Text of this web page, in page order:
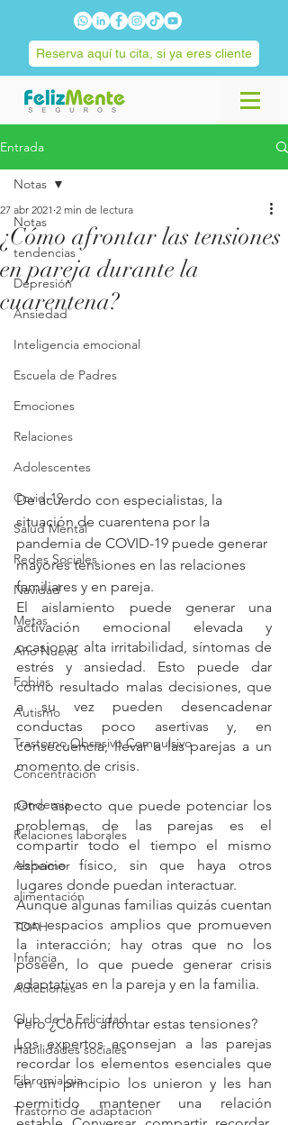
Reserva aquí tu cita, si ya eres cliente
Entrada
Notas
tendencias
Depresión
Ansiedad
Inteligencia emocional
Escuela de Padres
Emociones
Relaciones
Adolescentes
Covid-19
Salud Mental
Redes Sociales
Navidad
Metas
Año Nuevo
Fobias
Autismo
Trastorno Obsesivo Compulsivo
Concentración
pandemia
Relaciones laborales
Alzheimer
alimentación
TDAH
Infancia
Adicciones
Club de la Felicidad
Habilidades sociales
Fibromialgia
Trastorno de adaptación
Notas
¿Cómo afrontar las tensiones
en pareja durante la
cuarentena?
27 abr 2021 2 min de lectura
De acuerdo con especialistas, la
situación de cuarentena por la
pandemia de COVID-19 puede generar
mayores tensiones en las relaciones
familiares y en pareja.
El aislamiento puede generar una
activación emocional elevada y
ocasionar alta irritabilidad, síntomas de
estrés y ansiedad. Esto puede dar
como resultado malas decisiones, que
a su vez pueden desencadenar
conductas poco asertivas y, en
consecuencia, llevar a las parejas a un
momento de crisis.
Otro aspecto que puede potenciar los
problemas de las parejas es el
compartir todo el tiempo el mismo
espacio físico, sin que haya otros
lugares donde puedan interactuar.
Aunque algunas familias quizás cuentan
con espacios amplios que promueven
la interacción; hay otras que no los
poseen, lo que puede generar crisis
adaptativas en la pareja y en la familia.
Pero ¿Cómo afrontar estas tensiones?
Los expertos aconsejan a las parejas
recordar los elementos esenciales que
en un principio los unieron y les han
permitido mantener una relación